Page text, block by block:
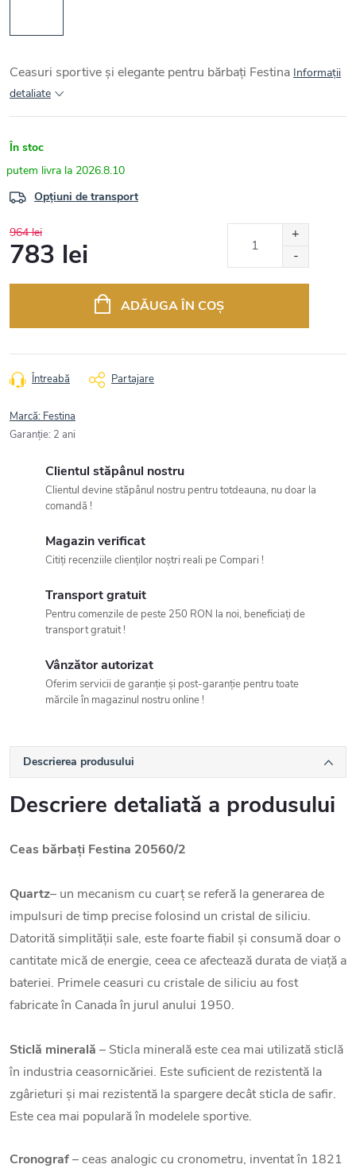
Ceasuri sportive și elegante pentru bărbați Festina Informaţii
detaliate
În stoc
2026.8.10
Opțiuni de transport
964 lei
783 lei
ADĂUGA ÎN COŞ
Întreabă Partajare
Marcă: Festina
Garanţie: 2 ani
Clientul stăpânul nostru
Clientul devine stăpânul nostru pentru totdeauna, nu doar la
comandă !
Magazin verificat
Citiți recenziile clienților noștri reali pe Compari !
Transport gratuit
Pentru comenzile de peste 250 RON la noi, beneficiați de
transport gratuit !
Vânzător autorizat
Oferim servicii de garanție și post-garanție pentru toate
mărcile în magazinul nostru online !
Descrierea produsului
Descriere detaliată a produsului
Ceas bărbați Festina 20560/2
Quartz– un mecanism cu cuarț se referă la generarea de
impulsuri de timp precise folosind un cristal de siliciu.
Datorită simplității sale, este foarte fiabil și consumă doar o
cantitate mică de energie, ceea ce afectează durata de viață a
bateriei. Primele ceasuri cu cristale de siliciu au fost
fabricate în Canada în jurul anului 1950.
Sticlă minerală – Sticla minerală este cea mai utilizată sticlă
în industria ceasornicăriei. Este suficient de rezistentă la
zgârieturi și mai rezistentă la spargere decât sticla de safir.
Este cea mai populară în modelele sportive.
Cronograf– ceas analogic cu cronometru, inventat în 1821